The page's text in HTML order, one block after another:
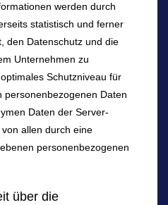
werden durch
statistisch und ferner
den Datenschutz und die
Unternehmen zu
Schutzniveau für
personenbezogenen Daten
Daten der Server-
allen durch eine
personenbezogenen
über die